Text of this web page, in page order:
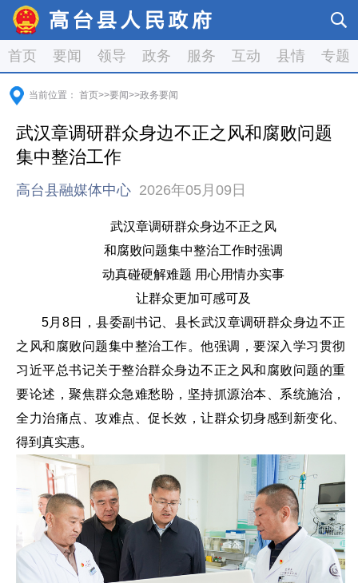
首页 要闻 领导 政务 服务 互动 县情 专题
当前位置： 首页>>要闻>>政务要闻
武汉章调研群众身边不正之风和腐败问题
集中整治工作
高台县融媒体中心 2026年05月09日
武汉章调研群众身边不正之风
和腐败问题集中整治工作时强调
动真碰硬解难题 用心用情办实事
让群众更加可感可及
5月8日，县委副书记、县长武汉章调研群众身边不正
之风和腐败问题集中整治工作。他强调，要深入学习贯彻
习近平总书记关于整治群众身边不正之风和腐败问题的重
要论述，聚焦群众急难愁盼，坚持抓源治本、系统施治，
全力治痛点、攻难点、促长效，让群众切身感到新变化、
得到真实惠。